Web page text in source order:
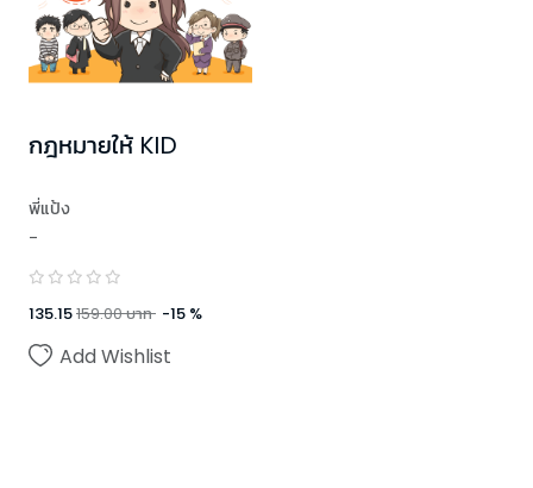
กฎหมายให้ KID
พี่แป้ง
-
135.15159.00บาท -15 %
Add Wishlist